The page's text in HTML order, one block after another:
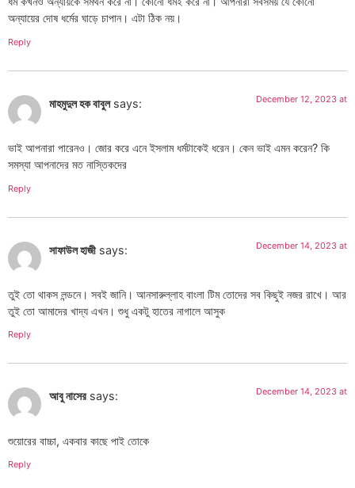
অন্যায়ের দোষ ধর্মের ঘাড়ে চাপান। এটা ঠিক নয়।
Reply
মাহমুদুল হক বাবুল says: December 12, 2023 at
ভাই আপনারা পারেনও। জোর করে এনে ইসলাম ধর্মটাকেই ধরেন। কেন ভাই এমন করেন? কি
সমস্যা আপনাদের মত নাস্তিকদের
Reply
সাফাউল হাজী says: December 14, 2023 at
তুই তো থাকস লন্ডনে। সবই জানি। আনসারুল্লাহ বাংলা টিম তোদের সব কিছুই নজর রাখে। আর
তুই তো আমাদের খাদ্য এখন। শুধু একটু হাতের নাগালে আসুক
Reply
আবু নাসের says: December 14, 2023 at
শুয়োরের বাচ্চা, একবার কাছে পাই তোকে
Reply